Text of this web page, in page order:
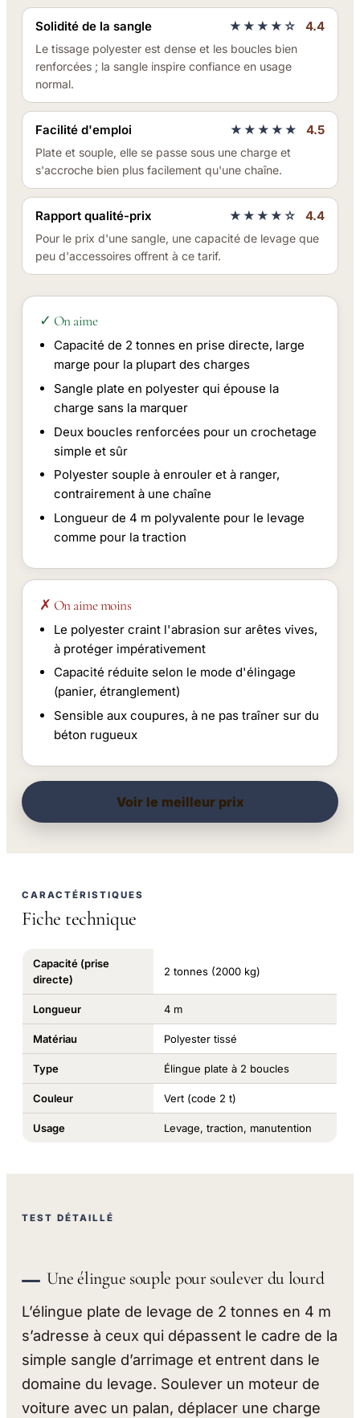
Solidité de la sangle ★★★★☆ 4.4
Le tissage polyester est dense et les boucles bien
renforcées ; la sangle inspire confiance en usage
normal.
Facilité d'emploi ★★★★★ 4.5
Plate et souple, elle se passe sous une charge et
s'accroche bien plus facilement qu'une chaîne.
Rapport qualité-prix ★★★★☆ 4.4
Pour le prix d'une sangle, une capacité de levage que
peu d'accessoires offrent à ce tarif.
✓ On aime
Capacité de 2 tonnes en prise directe, large
marge pour la plupart des charges
Sangle plate en polyester qui épouse la
charge sans la marquer
Deux boucles renforcées pour un crochetage
simple et sûr
Polyester souple à enrouler et à ranger,
contrairement à une chaîne
Longueur de 4 m polyvalente pour le levage
comme pour la traction
✗ On aime moins
Le polyester craint l'abrasion sur arêtes vives,
à protéger impérativement
Capacité réduite selon le mode d'élingage
(panier, étranglement)
Sensible aux coupures, à ne pas traîner sur du
béton rugueux
Voir le meilleur prix
CARACTÉRISTIQUES
Fiche technique
Capacité (prise
directe)
2 tonnes (2000 kg)
Longueur 4 m
Matériau Polyester tissé
Type Élingue plate à 2 boucles
Couleur Vert (code 2 t)
Usage Levage, traction, manutention
TEST DÉTAILLÉ
Une élingue souple pour soulever du lourd
L’élingue plate de levage de 2 tonnes en 4 m
s’adresse à ceux qui dépassent le cadre de la
simple sangle d’arrimage et entrent dans le
domaine du levage. Soulever un moteur de
voiture avec un palan, déplacer une charge